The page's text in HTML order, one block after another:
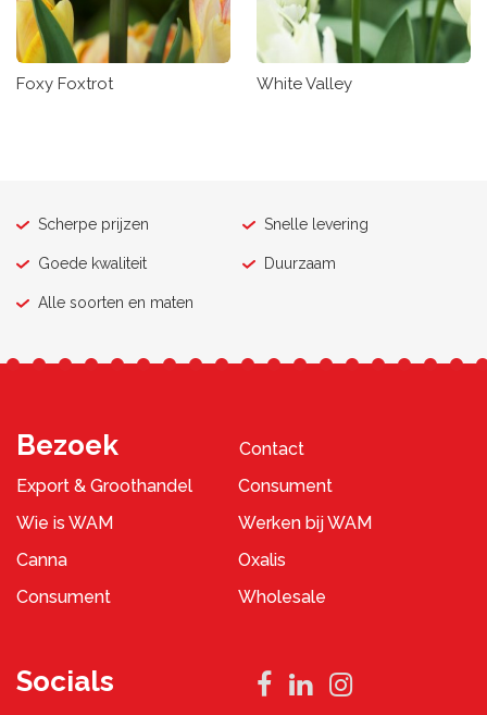
Foxy Foxtrot White Valley
Scherpe prijzen Snelle levering
Goede kwaliteit Duurzaam
Alle soorten en maten
Bezoek
Contact
Export & Groothandel
Consument
Wie is WAM
Werken bij WAM
Canna
Oxalis
Consument
Wholesale
Socials